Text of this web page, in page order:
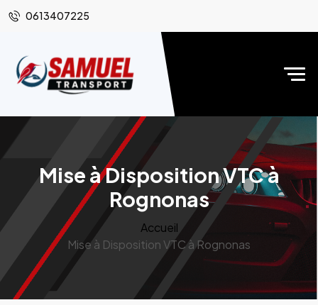
0613407225
Mise à Disposition VTC à
Rognonas
Accueil
Mise à Disposition VTC à Rognonas